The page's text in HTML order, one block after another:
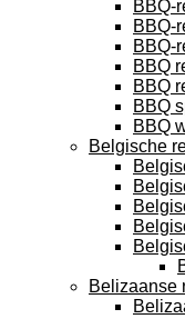
BBQ-
BBQ-
BBQ-
BBQ
BBQ
BBQ
BBQ
Belgische
Belizaanse